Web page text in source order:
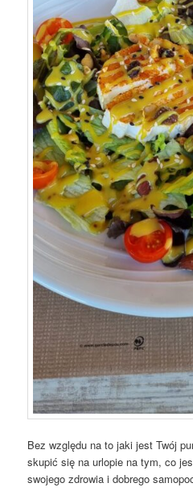
Bez względu na to jaki jest Twój
skupić się na urlopie na tym, co
swojego zdrowia i dobrego